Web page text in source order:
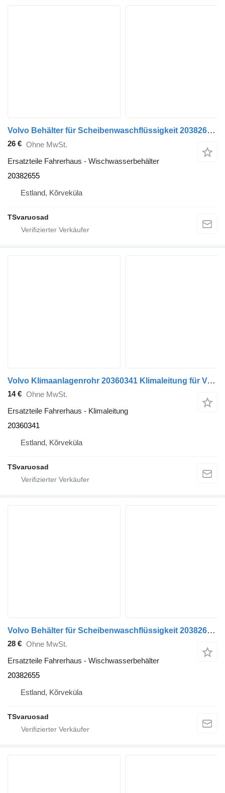
Volvo Behälter für Scheibenwaschflüssigkeit 20382655 Wischwasserbehälter für Volvo FM9 Sattelzugmaschine
26 € Ohne MwSt.
Ersatzteile Fahrerhaus - Wischwasserbehälter
20382655
Estland, Kõrveküla
TSvaruosad
Volvo Klimaanlagenrohr 20360341 Klimaleitung für Volvo FM9 Sattelzugmaschine
14 € Ohne MwSt.
Ersatzteile Fahrerhaus - Klimaleitung
20360341
Estland, Kõrveküla
TSvaruosad
Volvo Behälter für Scheibenwaschflüssigkeit 20382655 Wischwasserbehälter für Volvo FM9 Sattelzugmaschine
28 € Ohne MwSt.
Ersatzteile Fahrerhaus - Wischwasserbehälter
20382655
Estland, Kõrveküla
TSvaruosad